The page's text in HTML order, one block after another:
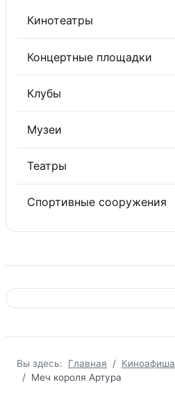
Кинотеатры
Концертные площадки
Клубы
Музеи
Театры
Спортивные сооружения
Вы здесь: Главная Киноафиша
Меч короля Артура